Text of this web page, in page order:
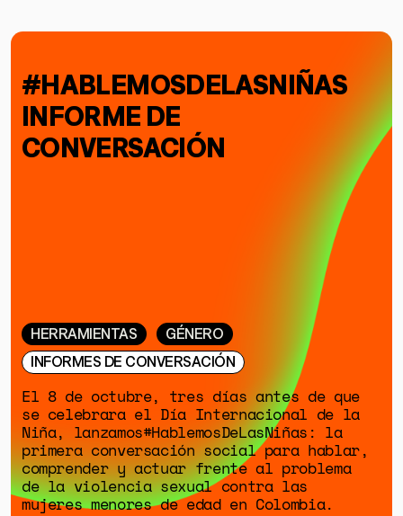
#HABLEMOSDELASNIÑAS
INFORME DE
CONVERSACIÓN
HERRAMIENTAS
GÉNERO
INFORMES DE CONVERSACIÓN
El 8 de octubre, tres días antes de que
se celebrara el Día Internacional de la
Niña, lanzamos#HablemosDeLasNiñas: la
primera conversación social para hablar,
comprender y actuar frente al problema
de la violencia sexual contra las
mujeres menores de edad en Colombia.